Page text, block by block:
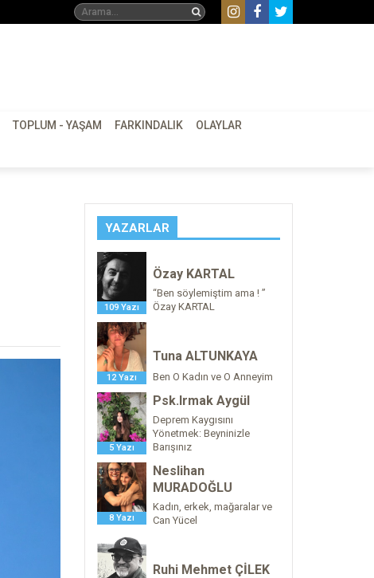
TOPLUM - YAŞAM FARKINDALIK OLAYLAR
YAZARLAR
109 Yazı
Özay KARTAL
“Ben söylemiştim ama ! ”
Özay KARTAL
12 Yazı
Tuna ALTUNKAYA
Ben O Kadın ve O Anneyim
5 Yazı
Psk.Irmak Aygül
Deprem Kaygısını
Yönetmek: Beyninizle
Barışınız
8 Yazı
Neslihan
MURADOĞLU
Kadın, erkek, mağaralar ve
Can Yücel
Ruhi Mehmet ÇİLEK